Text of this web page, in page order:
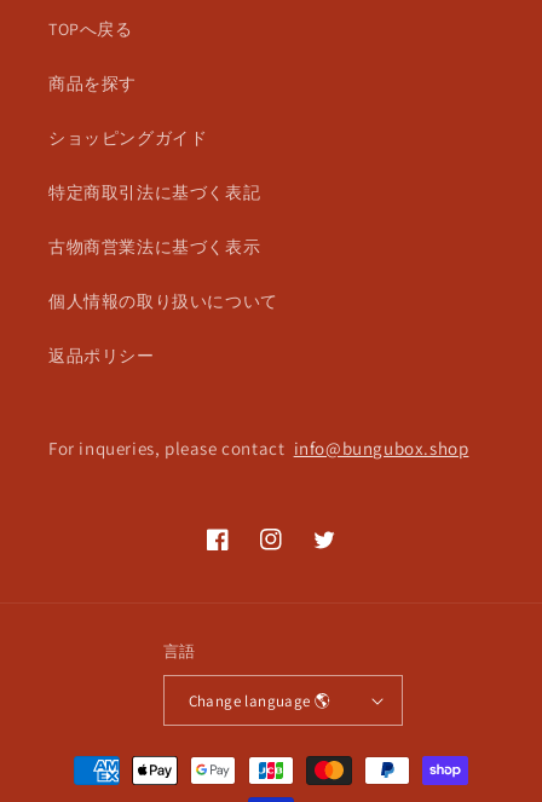
TOPへ戻る
商品を探す
ショッピングガイド
特定商取引法に基づく表記
古物商営業法に基づく表示
個人情報の取り扱いについて
返品ポリシー
For inqueries, please contact info@bungubox.shop
FacebookInstagramTwitter
言語
Change language 🌎